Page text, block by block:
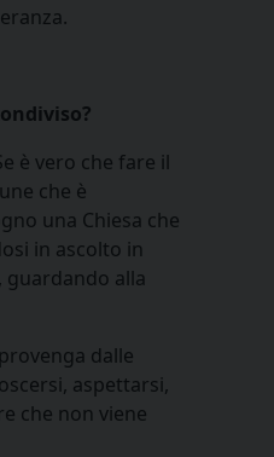
è vero che fare il
che è
una Chiesa che
in ascolto in
alla
dalle
aspettarsi,
che non viene